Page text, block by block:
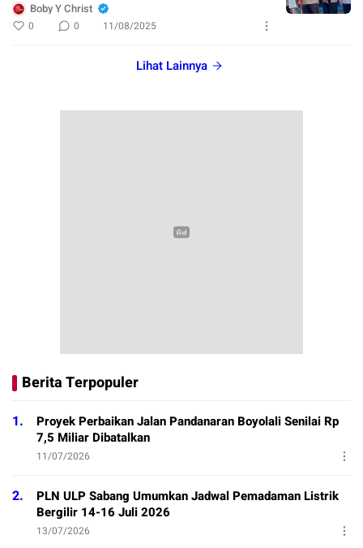
Boby Y Christ
0 0 11/08/2025
Lihat Lainnya
Berita Terpopuler
1.
Proyek Perbaikan Jalan Pandanaran Boyolali Senilai Rp
7,5 Miliar Dibatalkan
11/07/2026
2.
PLN ULP Sabang Umumkan Jadwal Pemadaman Listrik
Bergilir 14-16 Juli 2026
13/07/2026